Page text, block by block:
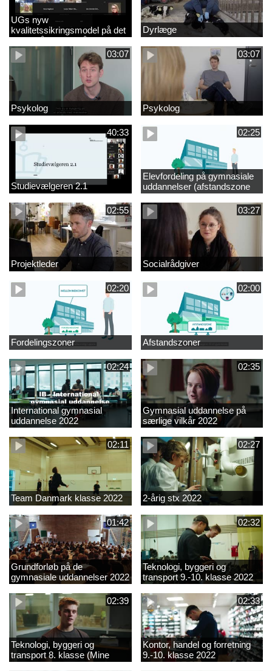
UGs nyw
kvalitetssikringsmodel på det
videregående område
Dyrlæge
03:07
Psykolog
03:07
Psykolog
40:33
Studievælgeren 2.1
02:25
Elevfordeling på gymnasiale
uddannelser (afstandszone
redigeret)
02:55
Projektleder
03:27
Socialrådgiver
02:20
Fordelingszoner
02:00
Afstandszoner
02:24
International gymnasial
uddannelse 2022
02:35
Gymnasial uddannelse på
særlige vilkår 2022
02:11
Team Danmark klasse 2022
02:27
2-årig stx 2022
01:42
Grundforløb på de
gymnasiale uddannelser 2022
02:32
Teknologi, byggeri og
transport 9.-10. klasse 2022
02:39
Teknologi, byggeri og
transport 8. klasse (Mine
introkurser) 2022
02:33
Kontor, handel og forretning
9.-10. klasse 2022